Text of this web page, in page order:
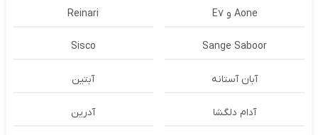
Aone و E7 Reinari
Sange Saboor
Sisco
آبان آستانه آبتین
آدام دلگشا آدرين